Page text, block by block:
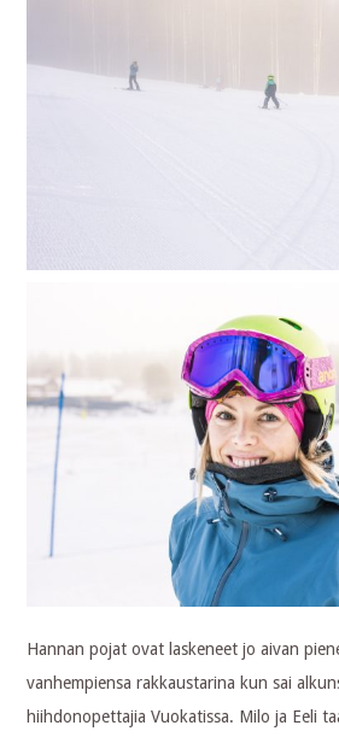
Hannan pojat ovat laskeneet jo aivan
vanhempiensa rakkaustarina kun sai
hiihdonopettajia Vuokatissa. Milo ja Eeli